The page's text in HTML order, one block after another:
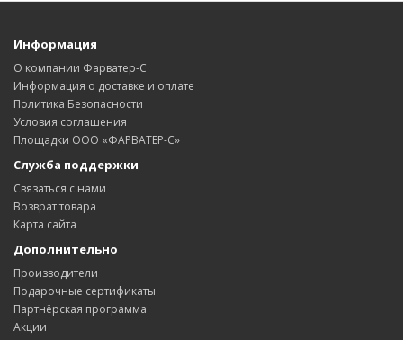
Информация
О компании Фарватер-С
Информация о доставке и оплате
Политика Безопасности
Условия соглашения
Площадки ООО «ФАРВАТЕР-С»
Служба поддержки
Связаться с нами
Возврат товара
Карта сайта
Дополнительно
Производители
Подарочные сертификаты
Партнёрская программа
Акции